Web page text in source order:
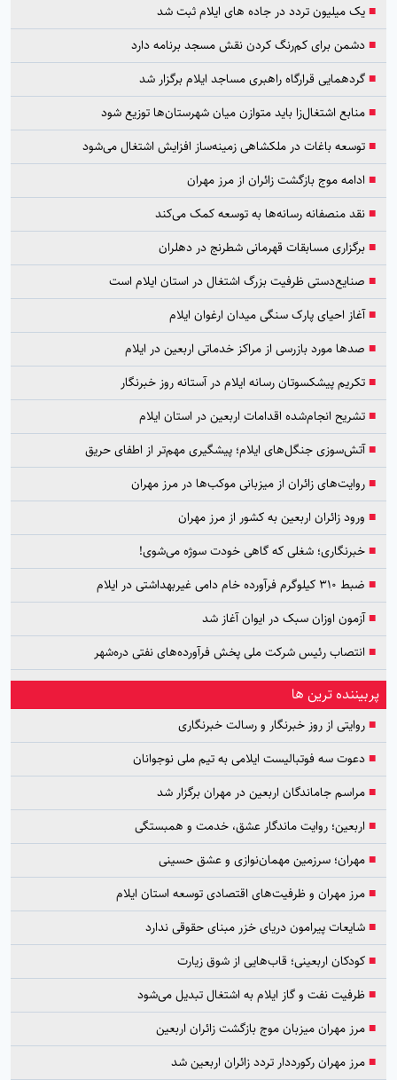
■یک میلیون تردد در جاده های ایلام ثبت شد
■دشمن برای کم‌رنگ کردن نقش مسجد برنامه دارد
■گردهمایی قرارگاه راهبری مساجد ایلام برگزار شد
■منابع اشتغال‌زا باید متوازن میان شهرستان‌ها توزیع شود
■توسعه باغات در ملکشاهی زمینه‌ساز افزایش اشتغال می‌شود
■ ادامه موج بازگشت زائران از مرز مهران
■نقد منصفانه رسانه‌ها به توسعه کمک می‌کند
■برگزاری مسابقات قهرمانی شطرنج در دهلران
■ صنایع‌دستی ظرفیت بزرگ اشتغال در استان ایلام است
■آغاز احیای پارک سنگی میدان ارغوان ایلام
■ صدها مورد بازرسی از مراکز خدماتی اربعین در ایلام
■تکریم پیشکسوتان رسانه ایلام در آستانه روز خبرنگار
■تشریح انجام‌شده اقدامات اربعین در استان ایلام
■آتش‌سوزی جنگل‌های ایلام؛ پیشگیری مهم‌تر از اطفای حریق
■روایت‌های زائران از میزبانی موکب‌ها در مرز مهران
■ ورود زائران اربعین به کشور از مرز مهران
■خبرنگاری؛ شغلی که گاهی خودت سوژه می‌شوی!
■ ضبط ۳۱۰ کیلوگرم فرآورده خام دامی غیربهداشتی در ایلام
■آزمون اوزان سبک در ایوان آغاز شد
■ انتصاب رئیس شرکت ملی پخش فرآورده‌های نفتی دره‌شهر
پربیننده ترین ها
■روایتی از روز خبرنگار و رسالت خبرنگاری
■دعوت سه فوتبالیست ایلامی به تیم ملی نوجوانان
■مراسم جاماندگان اربعین در مهران برگزار شد
■ اربعین؛ روایت ماندگار عشق، خدمت و همبستگی
■مهران؛ سرزمین مهمان‌نوازی و عشق حسینی
■مرز مهران و ظرفیت‌های اقتصادی توسعه استان ایلام
■شایعات پیرامون دریای خزر مبنای حقوقی ندارد
■کودکان اربعینی؛ قاب‌هایی از شوق زیارت
■ظرفیت نفت و گاز ایلام به اشتغال تبدیل می‌شود
■مرز مهران میزبان موج بازگشت زائران اربعین
■مرز مهران رکورددار تردد زائران اربعین شد